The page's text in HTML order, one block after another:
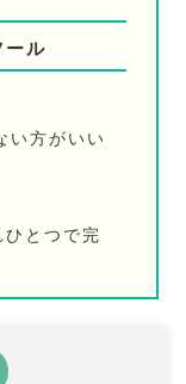
ール
い方がいい
とつで完